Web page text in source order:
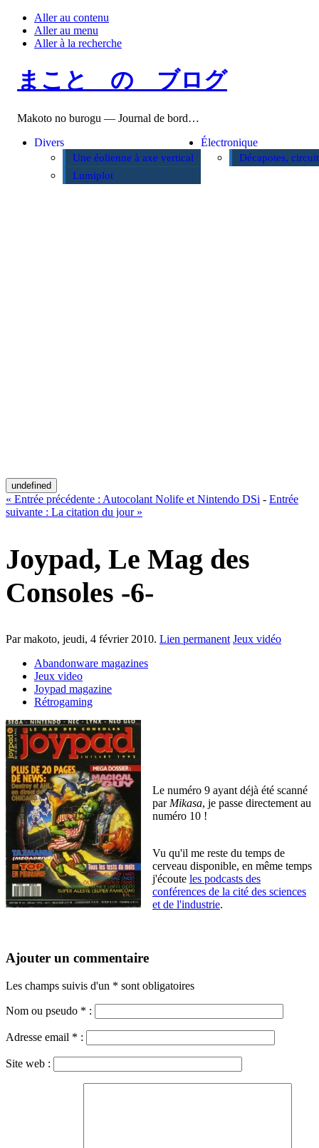
Aller au contenu
Aller au menu
Aller à la recherche
まこと の ブログ
Makoto no burogu — Journal de bord…
Divers
Une éolienne à axe vertical
Lumiplot
Électronique
Décapotes,
undefined
« Entrée précédente : Autocolant Nolife et Nintendo DSi - Entrée
suivante : La citation du jour»
Joypad, Le Mag des
Consoles -6-
Par makoto, jeudi, 4 février 2010. Lien permanent Jeux vidéo
Abandonware magazines
Jeux video
Joypad magazine
Rétrogaming
Le numéro 9 ayant déjà été scanné
par Mikasa, je passe directement au
numéro 10 !
Vu qu'il me reste du temps de
cerveau disponible, en même temps
j'écoute les podcasts des
conférences de la cité des sciences
et de l'industrie.
Ajouter un commentaire
Les champs suivis d'un * sont obligatoires
Nom ou pseudo * :
Adresse email * :
Site web :